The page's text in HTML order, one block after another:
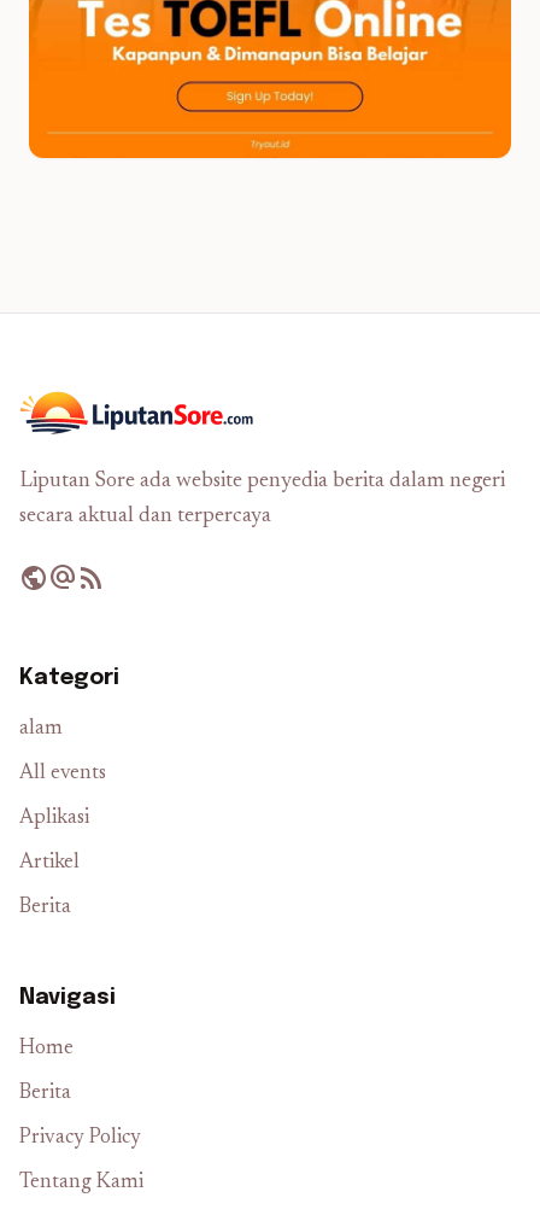
Liputan Sore ada website penyedia berita dalam negeri
secara aktual dan terpercaya
publicalternate_emailrss_feed
Kategori
alam
All events
Aplikasi
Artikel
Berita
Navigasi
Home
Berita
Privacy Policy
Tentang Kami